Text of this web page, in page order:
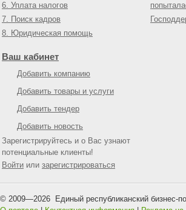
6. Уплата налогов
7. Поиск кадров
8. Юридическая помощь
Ваш кабинет
Добавить компанию
Добавить товары и услуги
Добавить тендер
Добавить новость
Зарегистрируйтесь и о Вас узнают
потенциальные клиенты!
Войти или зарегистрироваться
© 2009—2026 Единый республиканский бизнес-